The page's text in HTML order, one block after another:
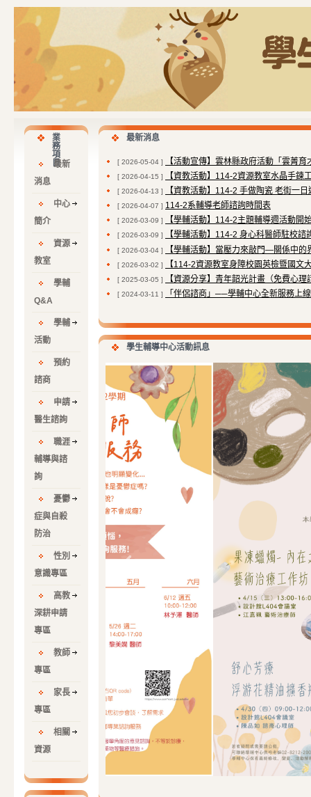
業
務
項
目
最新
消息
中心
簡介
資源
教室
學輔
Q&A
學輔
活動
預約
諮商
申請
醫生諮詢
職涯
輔導與諮
詢
憂鬱
症與自殺
防治
性別
意識專區
高教
深耕申請
專區
教師
專區
家長
專區
相關
資源
最新消息
[ 2026-05-04 ] 【活動宣傳】雲林縣政府活動「雲菁
[ 2026-04-15 ] 【資教活動】114-2資源教室水晶手鍊
[ 2026-04-13 ] 【資教活動】114-2 手做陶瓷 老街一日
[ 2026-04-07 ] 114-2系輔導老師諮詢時間表
[ 2026-03-09 ] 【學輔活動】114-2主題輔導週活動開
[ 2026-03-09 ] 【學輔活動】114-2 身心科醫師駐校
[ 2026-03-04 ] 【學輔活動】當壓力來敲門—關係中的
[ 2026-03-02 ] 【114-2資源教室身障校園英檢暨國文
[ 2025-03-05 ] 【資源分享】青年韶光計畫（免費心理
[ 2024-03-11 ] 「伴侶諮商」──學輔中心全新服務上
學生輔導中心活動訊息